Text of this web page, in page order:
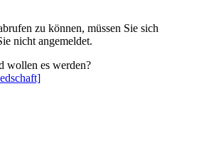
zu können, müssen Sie sich
nicht angemeldet.
wollen es werden?